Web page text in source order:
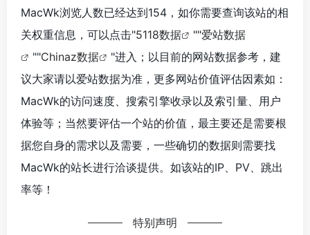
MacWk浏览人数已经达到154，如你需要查询该站的相
关权重信息，可以点击"5118数据 ""爱站数据
""Chinaz数据
"进入；以目前的网站数据参考，建
议大家请以爱站数据为准，更多网站价值评估因素如：
MacWk的访问速度、搜索引擎收录以及索引量、用户
体验等；当然要评估一个站的价值，最主要还是需要根
据您自身的需求以及需要，一些确切的数据则需要找
MacWk的站长进行洽谈提供。如该站的IP、PV、跳出
率等！
特别声明